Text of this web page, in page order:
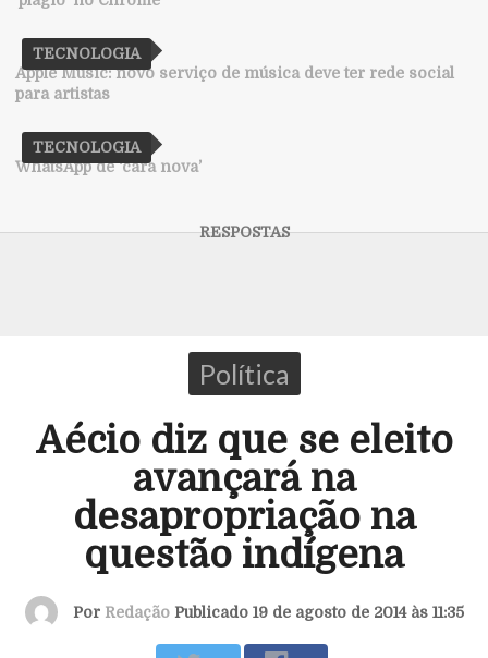
TECNOLOGIA
Apple Music: novo serviço de música deve ter rede social
para artistas
TECNOLOGIA
WhatsApp de ‘cara nova’
Política
Aécio diz que se eleito
avançará na
desapropriação na
questão indígena
Por RedaçãoPublicado 19 de agosto de 2014 às 11:35